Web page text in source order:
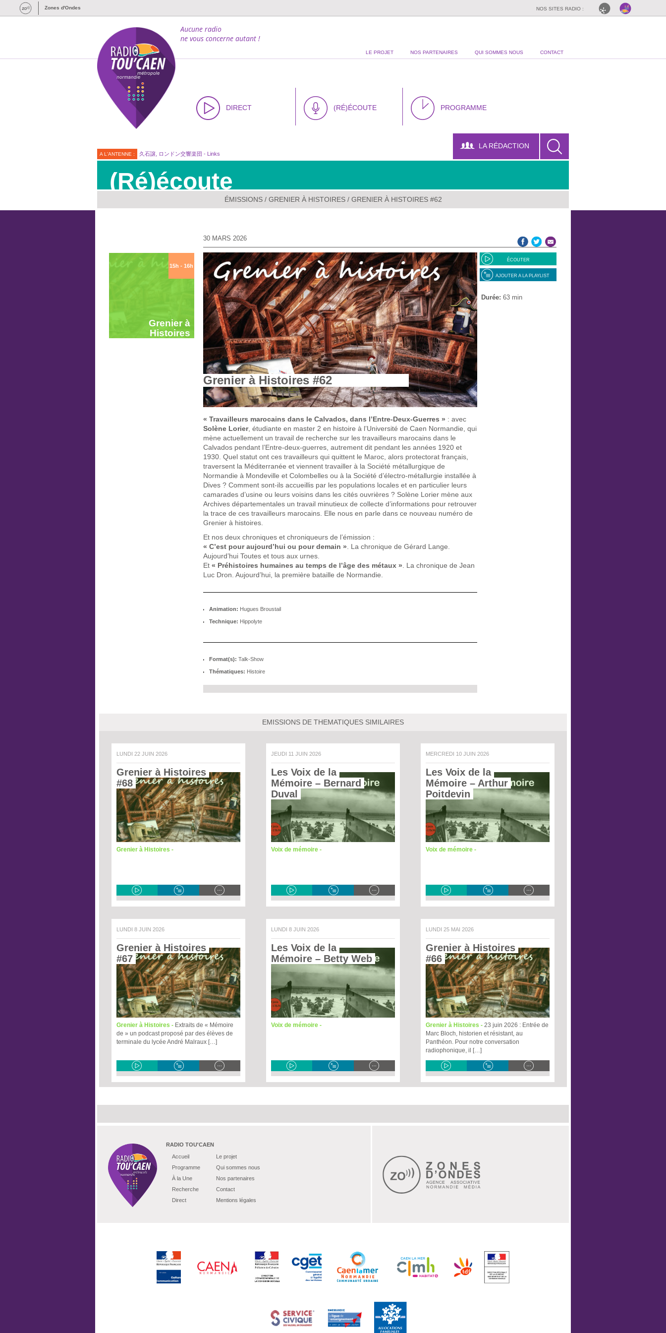
Zones d'Ondes NOS SITES RADIO :
LE PROJET NOS PARTENAIRES QUI SOMMES NOUS CONTACT
Aucune radio
ne vous concerne autant !
DIRECT (RÉ)ÉCOUTE PROGRAMME
A L'ANTENNE : 久石譲, ロンドン交響楽団 - Links
LA RÉDACTION
(Ré)écoute
ÉMISSIONS/ GRENIER À HISTOIRES/ GRENIER À HISTOIRES #62
15h - 16h
Grenier à
Histoires
30 MARS 2026
ÉCOUTER
AJOUTER A LA PLAYLIST
Durée: 63 min
Grenier à Histoires #62
« Travailleurs marocains dans le Calvados, dans l’Entre-Deux-Guerres » : avec
Solène Lorier, étudiante en master 2 en histoire à l’Université de Caen Normandie, qui
mène actuellement un travail de recherche sur les travailleurs marocains dans le
Calvados pendant l’Entre-deux-guerres, autrement dit pendant les années 1920 et
1930. Quel statut ont ces travailleurs qui quittent le Maroc, alors protectorat français,
traversent la Méditerranée et viennent travailler à la Société métallurgique de
Normandie à Mondeville et Colombelles ou à la Société d’électro-métallurgie installée à
Dives ? Comment sont-ils accueillis par les populations locales et en particulier leurs
camarades d’usine ou leurs voisins dans les cités ouvrières ? Solène Lorier mène aux
Archives départementales un travail minutieux de collecte d’informations pour retrouver
la trace de ces travailleurs marocains. Elle nous en parle dans ce nouveau numéro de
Grenier à histoires.
Et nos deux chroniques et chroniqueurs de l’émission :
« C’est pour aujourd’hui ou pour demain » . La chronique de Gérard Lange.
Aujourd’hui Toutes et tous aux urnes.
Et « Préhistoires humaines au temps de l’âge des métaux » . La chronique de Jean
Luc Dron. Aujourd’hui, la première bataille de Normandie.
Animation: Hugues Broustail
Technique: Hippolyte
Format(s): Talk-Show
Thématiques: Histoire
EMISSIONS DE THEMATIQUES SIMILAIRES
LUNDI 22 JUIN 2026
Grenier à Histoires
#68
Grenier à Histoires -
JEUDI 11 JUIN 2026
Les Voix de la
Mémoire – Bernard
Duval
Voix de mémoire -
MERCREDI 10 JUIN 2026
Les Voix de la
Mémoire – Arthur
Poitdevin
Voix de mémoire -
LUNDI 8 JUIN 2026
Grenier à Histoires
#67
Grenier à Histoires - Extraits de « Mémoire
de » un podcast proposé par des élèves de
terminale du lycée André Malraux […]
LUNDI 8 JUIN 2026
Les Voix de la
Mémoire – Betty Web
Voix de mémoire -
LUNDI 25 MAI 2026
Grenier à Histoires
#66
Grenier à Histoires - 23 juin 2026 : Entrée de
Marc Bloch, historien et résistant, au
Panthéon. Pour notre conversation
radiophonique, il […]
RADIO TOU'CAEN
Accueil
Programme
À la Une
Recherche
Direct
Le projet
Qui sommes nous
Nos partenaires
Contact
Mentions légales